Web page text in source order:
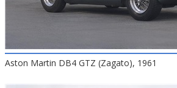
Aston Martin DB4 GTZ (Zagato), 1961